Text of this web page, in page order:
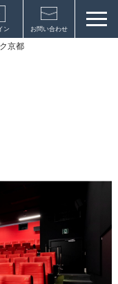
ン お問い合わせ
京都